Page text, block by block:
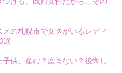
メの札幌市で女医がいるレディ
選
供、産む？産まない？後悔し